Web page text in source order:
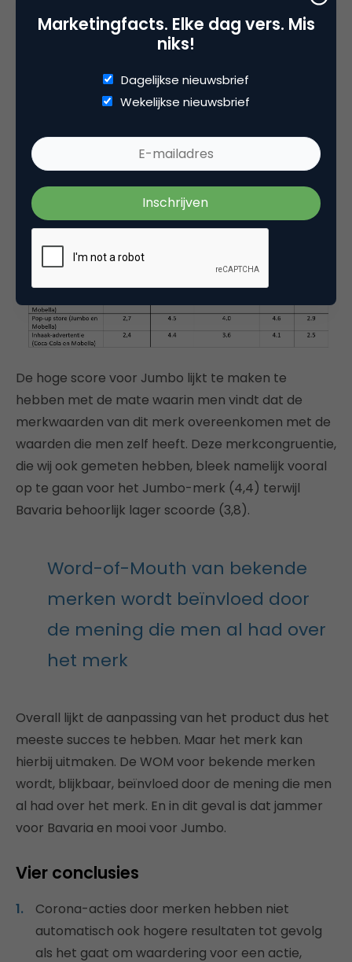
De bekende merken gaven echter een ander
bestaande merkimago wel degelijk iets uit voor de
mate waarin men aangeeft het merk met anderen
te zullen delen. Zo blijkt de pop-up store van Jumbo
ineens significant als hoogste te scoren en ook
sanitizer van Bavaria.
De hoge score voor Jumbo lijkt te maken te
hebben met de mate waarin men vindt dat de
merkwaarden van dit merk overeenkomen met de
waarden die men zelf heeft. Deze merkcongruentie,
die wij ook gemeten hebben, bleek namelijk vooral
op te gaan voor het Jumbo-merk (4,4) terwijl
Bavaria behoorlijk lager scoorde (3,8).
Word-of-Mouth van bekende
merken wordt beïnvloed door
de mening die men al had over
het merk
Overall lijkt de aanpassing van het product dus het
meeste succes te hebben. Maar het merk kan
hierbij uitmaken. De WOM voor bekende merken
wordt, blijkbaar, beïnvloed door de mening die men
al had over het merk. En in dit geval is dat jammer
voor Bavaria en mooi voor Jumbo.
Vier conclusies
Corona-acties door merken hebben niet
automatisch ook hogere resultaten tot gevolg
als het gaat om waardering voor een actie,
Marketingfacts. Elke dag vers. Mis
niks!
Dagelijkse nieuwsbrief
Wekelijkse nieuwsbrief